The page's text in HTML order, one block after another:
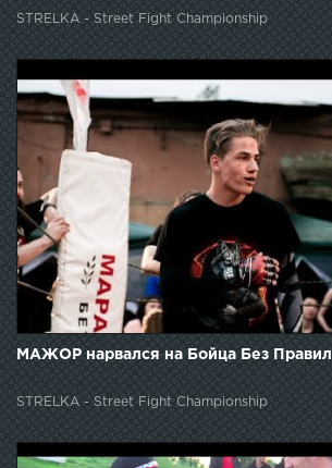
STRELKA - Street Fight Championship
МАЖОР нарвался на Бойца Без Правил
STRELKA - Street Fight Championship